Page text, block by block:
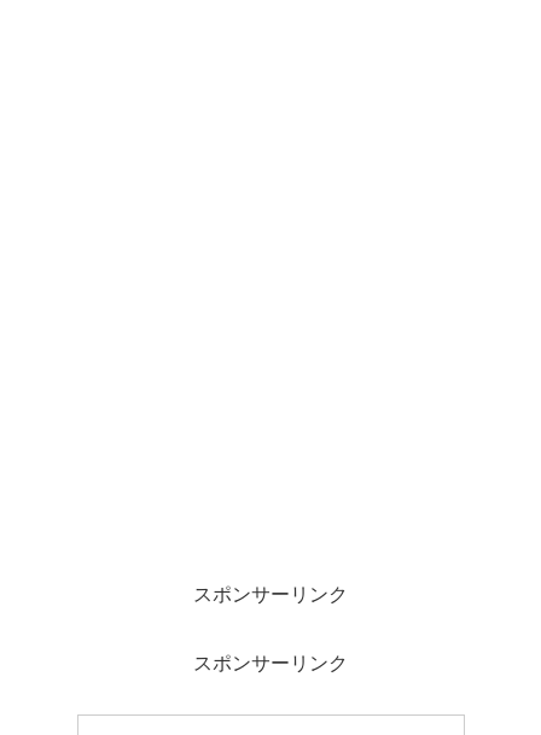
スポンサーリンク
スポンサーリンク